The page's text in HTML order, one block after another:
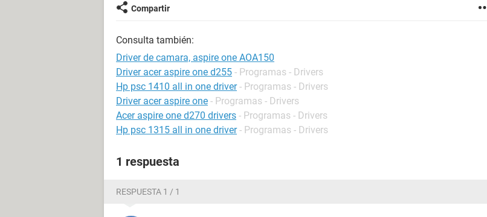
Compartir
Consulta también:
Driver de camara, aspire one AOA150
Driver acer aspire one d255 - Programas - Drivers
Hp psc 1410 all in one driver - Programas - Drivers
Driver acer aspire one - Programas - Drivers
Acer aspire one d270 drivers - Programas - Drivers
Hp psc 1315 all in one driver - Programas - Drivers
1 respuesta
RESPUESTA 1 / 1